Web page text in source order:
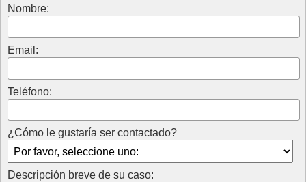
Nombre:
Email:
Teléfono:
¿Cómo le gustaría ser contactado?
Descripción breve de su caso: